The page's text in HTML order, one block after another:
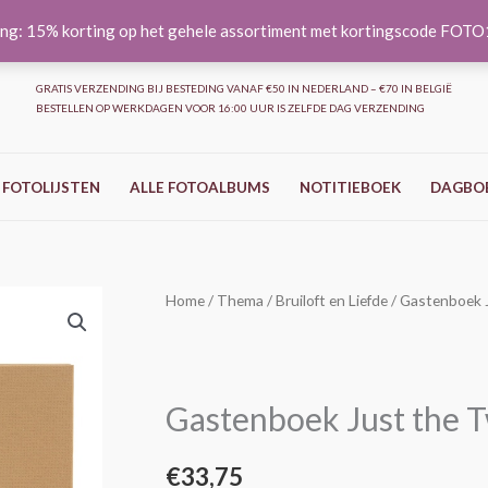
15% korting op het gehele assortiment met kortingscode
GRATIS VERZENDING BIJ BESTEDING VANAF €50 IN NEDERLAND – €70 IN BELGIË
BESTELLEN OP WERKDAGEN VOOR 16:00 UUR IS ZELFDE DAG VERZENDING
ALLE FOTOALBUMS NOTITIEBOEK
Home/ Thema /Bruiloft en Liefde/ Gastenboek
Gastenboek Just the
€33,75
Gastenboek
of
-